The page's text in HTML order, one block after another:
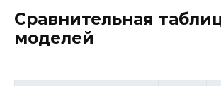
Сравнительная
моделей